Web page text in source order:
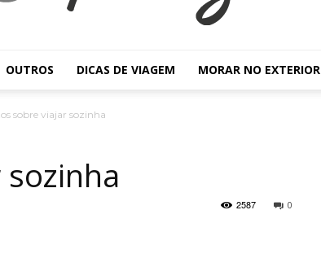
OUTROS DICAS DE VIAGEM MORAR NO EXTERIOR
sobre viajar sozinha
0
2587